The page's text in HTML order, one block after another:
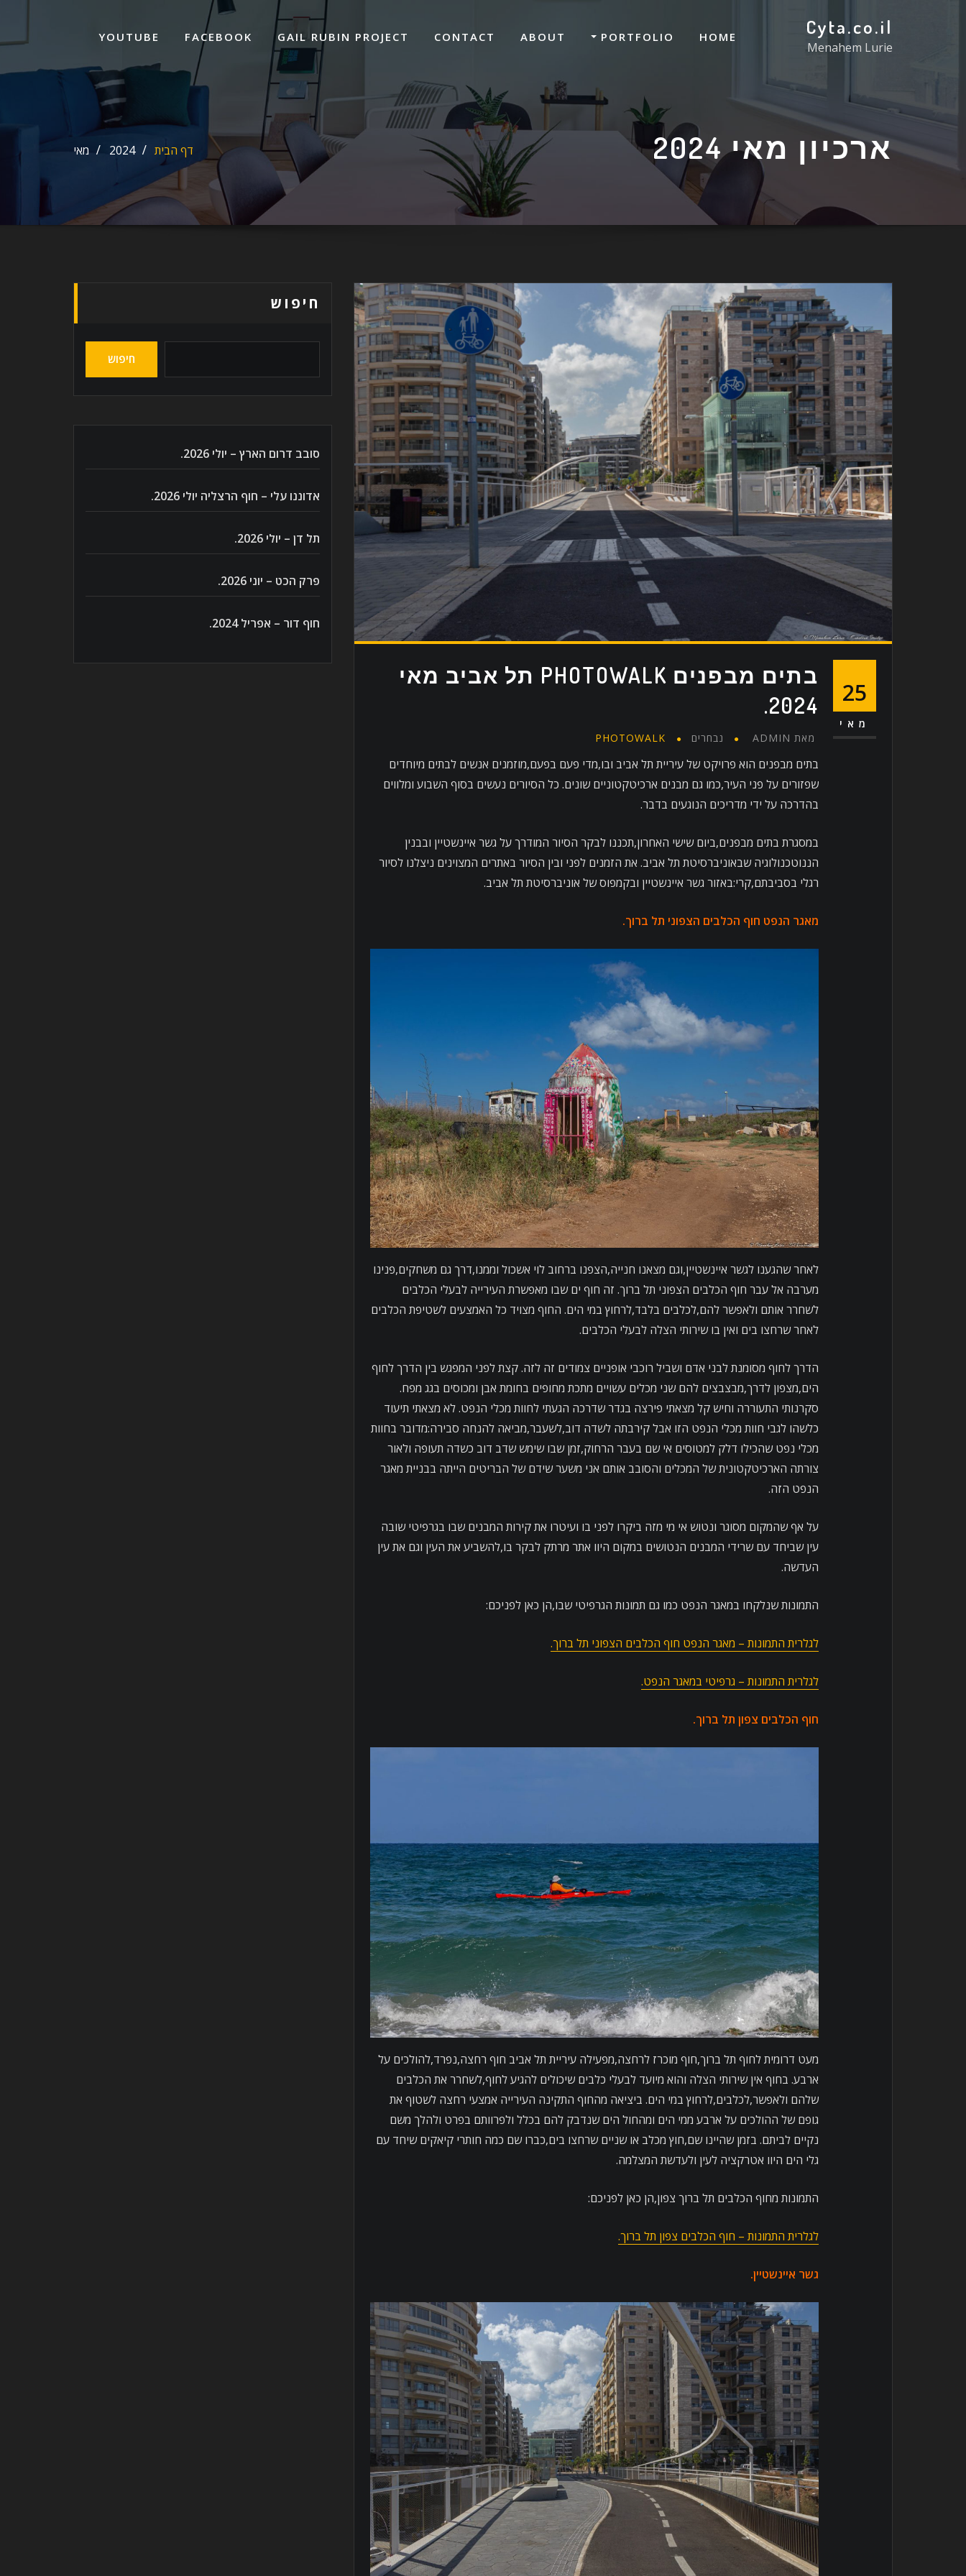
Cyta.co.il
Menahem Lurie
HOME
PORTFOLIO
ABOUT
CONTACT
GAIL RUBIN PROJECT
FACEBOOK
YOUTUBE
ארכיון מאי 2024 דף הבית 2024 מאי
25
מאי
בתים מבפנים PHOTOWALK תל אביב מאי
2024.
מאת ADMIN נבחרים PHOTOWALK
בתים מבפנים הוא פרויקט של עיריית תל אביב ובו,מדי פעם בפעם,מוזמנים אנשים לבתים מיוחדים
שפזורים על פני העיר,כמו גם מבנים ארכיטקטוניים שונים. כל הסיורים נעשים בסוף השבוע ומלווים
בהדרכה על ידי מדריכים הנוגעים בדבר.
במסגרת בתים מבפנים,ביום שישי האחרון,תכננו לבקר הסיור המודרך על גשר איינשטיין ובבנין
הננוטכנולוגיה שבאוניברסיטת תל אביב. את הזמנים לפני ובין הסיור באתרים המצוינים ניצלנו לסיור
רגלי בסביבתם,קרי:באזור גשר איינשטיין ובקמפוס של אוניברסיטת תל אביב.
מאגר הנפט חוף הכלבים הצפוני תל ברוך.
לאחר שהגענו לגשר איינשטיין,וגם מצאנו חנייה,הצפנו ברחוב לוי אשכול וממנו,דרך גם משחקים,פנינו
מערבה אל עבר חוף הכלבים הצפוני תל ברוך. זה חוף ים שבו מאפשרת העירייה לבעלי הכלבים
לשחרר אותם ולאפשר להם,לכלבים בלבד,לרחוץ במי הים. החוף מצויד כל האמצעים לשטיפת הכלבים
לאחר שרחצו בים ואין בו שירותי הצלה לבעלי הכלבים.
הדרך לחוף מסומנת לבני אדם ושביל רוכבי אופניים צמודים זה לזה. קצת לפני המפגש בין הדרך לחוף
הים,מצפון לדרך,מבצבצים להם שני מכלים עשויים מתכת מחופים בחומת אבן ומכוסים בגג מפח.
סקרנותי התעוררה וחיש קל מצאתי פירצה בגדר שדרכה הגעתי לחוות מכלי הנפט. לא מצאתי תיעוד
כלשהו לגבי חוות מכלי הנפט הזו אבל קירבתה לשדה דוב,לשעבר,מביאה להנחה סבירה:מדובר בחוות
מכלי נפט שהכילו דלק למטוסים אי שם בעבר הרחוק,זמן שבו שימש שדב דוב כשדה תעופה ולאור
צורתה הארכיטקטונית של המכלים והסובב אותם אני משער שידם של הבריטים הייתה בבניית מאגר
הנפט הזה.
על אף שהמקום מסוגר ונטוש אי מי מזה ביקרו לפני בו ועיטרו את קירות המבנים שבו בגרפיטי שובה
עין שביחד עם שרידי המבנים הנטושים במקום היוו אתר מרתק לבקר בו,להשביע את העין וגם את עין
העדשה.
התמונות שנלקחו במאגר הנפט כמו גם תמונות הגרפיטי שבו,הן כאן לפניכם:
לגלרית התמונות – מאגר הנפט חוף הכלבים הצפוני תל ברוך.
לגלרית התמונות – גרפיטי במאגר הנפט.
חוף הכלבים צפון תל ברוך.
מעט דרומית לחוף תל ברוך,חוף מוכרז לרחצה,מפעילה עיריית תל אביב חוף רחצה,נפרד,להולכים על
ארבע. בחוף אין שירותי הצלה והוא מיועד לבעלי כלבים שיכולים להגיע לחוף,לשחרר את הכלבים
שלהם ולאפשר,לכלבים,לרחוץ במי הים. ביציאה מהחוף התקינה העירייה אמצעי רחצה לשטוף את
גופם של ההולכים על ארבע ממי הים ומהחול הים שנדבק להם בכלל ולפרוותם בפרט ולהלך משם
נקיים לביתם. בזמן שהיינו שם,חוץ מכלב או שניים שרחצו בים,כברו שם כמה חותרי קיאקים שיחד עם
גלי הים היוו אטרקציה לעין ולעדשת המצלמה.
התמונות מחוף הכלבים תל ברוך צפון,הן כאן לפניכם:
לגלרית התמונות – חוף הכלבים צפון תל ברוך.
גשר איינשטיין.
חיפוש
חיפוש
סובב דרום הארץ – יולי 2026.
אדוננו עלי – חוף הרצליה יולי 2026.
תל דן – יולי 2026.
פרק הכט – יוני 2026.
חוף דור – אפריל 2024.